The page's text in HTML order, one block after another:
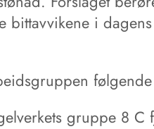
bittavvikene i dagens
følgende
gruppe 8 C